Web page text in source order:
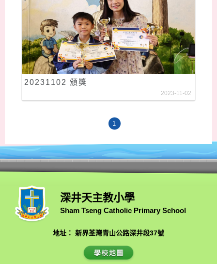
20231102 頒獎
2023-11-02
1
深井天主教小學
Sham Tseng Catholic Primary School
地址： 新界荃灣青山公路深井段37號